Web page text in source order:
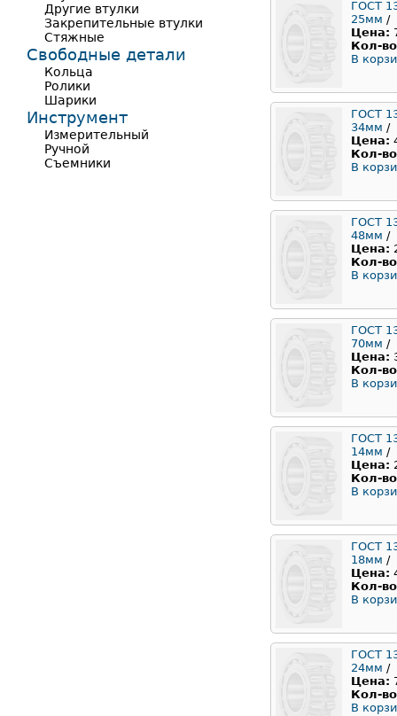
ГОСТ
25мм /
Цена:
Кол-
В
ГОСТ
34мм /
Цена:
Кол-
В
ГОСТ
48мм /
Цена:
Кол-
В
ГОСТ
70мм /
Цена:
Кол-
В
ГОСТ
14мм /
Цена:
Кол-
В
ГОСТ
18мм /
Цена:
Кол-
В
ГОСТ
24мм /
Цена:
Кол-
В
Другие втулки
Закрепительные втулки
Стяжные
Свободные детали
Кольца
Ролики
Шарики
Инструмент
Измерительный
Ручной
Съемники